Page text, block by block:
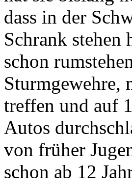
dass in der
Schrank
schon
Sturmgewehre,
treffen und auf
Autos
von früher
schon ab 12